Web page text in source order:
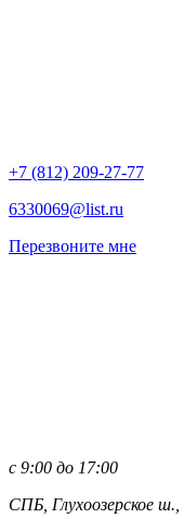
+7 (812) 209-27-77
6330069@list.ru
Перезвоните мне
с 9:00 до 17:00
СПБ, Глухоозерское